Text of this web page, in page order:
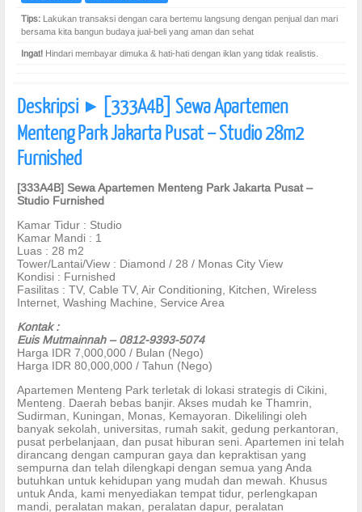
Tips: Lakukan transaksi dengan cara bertemu langsung dengan penjual dan mari
bersama kita bangun budaya jual-beli yang aman dan sehat
Ingat! Hindari membayar dimuka & hati-hati dengan iklan yang tidak realistis.
Deskripsi ] [333A4B] Sewa Apartemen
Menteng Park Jakarta Pusat – Studio 28m2
Furnished
[333A4B] Sewa Apartemen Menteng Park Jakarta Pusat –
Studio Furnished
Kamar Tidur : Studio
Kamar Mandi : 1
Luas : 28 m2
Tower/Lantai/View : Diamond / 28 / Monas City View
Kondisi : Furnished
Fasilitas : TV, Cable TV, Air Conditioning, Kitchen, Wireless
Internet, Washing Machine, Service Area
Kontak :
Euis Mutmainnah – 0812-9393-5074
Harga IDR 7,000,000 / Bulan (Nego)
Harga IDR 80,000,000 / Tahun (Nego)
Apartemen Menteng Park terletak di lokasi strategis di Cikini,
Menteng. Daerah bebas banjir. Akses mudah ke Thamrin,
Sudirman, Kuningan, Monas, Kemayoran. Dikelilingi oleh
banyak sekolah, universitas, rumah sakit, gedung perkantoran,
pusat perbelanjaan, dan pusat hiburan seni. Apartemen ini telah
dirancang dengan campuran gaya dan kepraktisan yang
sempurna dan telah dilengkapi dengan semua yang Anda
butuhkan untuk kehidupan yang mudah dan mewah. Khusus
untuk Anda, kami menyediakan tempat tidur, perlengkapan
mandi, peralatan makan, peralatan dapur, peralatan